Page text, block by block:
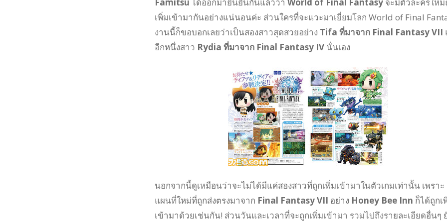
เพิ่มเข้ามากันอย่างแน่นอนค่ะ ส่วนใครที่จะแวะมาเยี่ยมโลก World of Final
งานนี้ก็ขอบอกเลยว่าเป็นสองสาวสุดสวยอย่าง Tifa ที่มาจาก Final Fantasy VII
อีกหนึ่งสาว Rydia ที่มาจาก Final Fantasy IV นั่นเอง
นอกจากนี้ดูเหมือนว่าจะไม่ได้มีแค่สองสาวที่ถูกเพิ่มเข้ามาในตัวเกมเท่านั้น เพราะ
แผนที่ใหม่ที่ถูกส่งตรงมาจาก Final Fantasy VII อย่าง Honey Bee Inn ก็ได้ถูกเ
เข้ามาด้วยเช่นกัน! ส่วนวันและเวลาที่จะถูกเพิ่มเข้ามา รวมไปถึงรายละเอียดอื่นๆ